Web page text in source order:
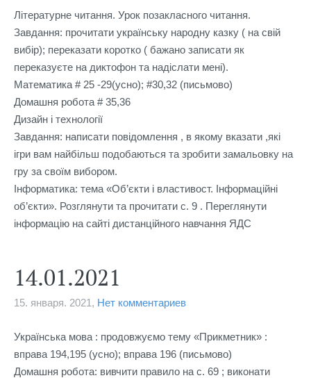
Літературне читання. Урок позакласного читання.
Завдання: прочитати українську народну казку ( на свій
вибір); переказати коротко ( бажано записати як
переказуєте на диктофон та надіслати мені).
Математика # 25 -29(усно); #30,32 (письмово)
Домашня робота # 35,36
Дизайн і технології
Завдання: написати повідомлення , в якому вказати ,які
ігри вам найбільш подобаються та зробити замальовку на
гру за своїм вибором.
Інформатика: тема «Об’єкти і властивост. Інформаційні
об’єкти». Розглянути та прочитати с. 9 . Переглянути
інформацію на сайті дистанційного навчання ЯДС
14.01.2021
15. января. 2021, Нет комментариев
Українська мова : продовжуємо тему «Прикметник» :
вправа 194,195 (усно); вправа 196 (письмово)
Домашня робота: вивчити правило на с. 69 ; виконати